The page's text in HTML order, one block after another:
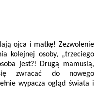
ojca i matkę! Zezwolenie
kolejnej osoby, „trzeciego
jest?! Drugą mamusią,
zwracać do nowego
wypacza ogląd świata i